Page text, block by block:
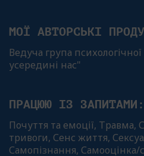
МОЇ АВТОРСЬКІ
Ведуча група
усередині нас"
ПРАЦЮЮ ІЗ ЗАПИТАМИ:
Почуття та емоції, Травма,
тривоги, Сенс життя,
Самопізнання, Самооцінка/